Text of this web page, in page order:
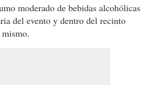
moderado de bebidas alcohólicas
del evento y dentro del recinto